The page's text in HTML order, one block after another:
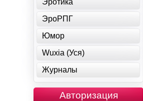
Эротика
ЭроРПГ
Юмор
Wuxia (Уся)
Журналы
Авторизация